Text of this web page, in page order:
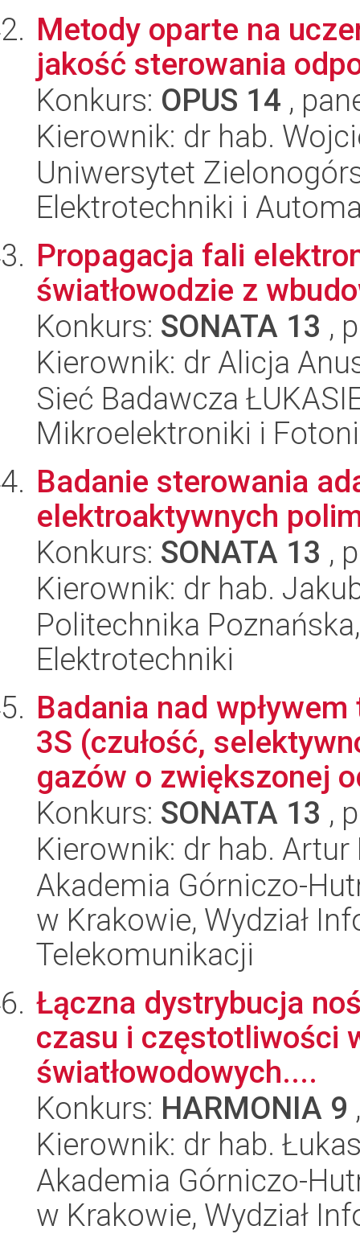
Metody oparte na
jakość sterowania
Konkurs: OPUS 14 ,
Kierownik: dr hab.
Uniwersytet
Elektrotechniki i
Propagacja fali
światłowodzie z
Konkurs: SONATA 13 ,
Kierownik: dr Alicja
Sieć Badawcza
Mikroelektroniki i
Badanie sterowania
elektroaktywnych
Konkurs: SONATA 13 ,
Kierownik: dr hab.
Politechnika
Elektrotechniki
Badania nad
3S (czułość,
gazów o zwiększonej
Konkurs: SONATA 13 ,
Kierownik: dr hab. Artur
Akademia Górniczo-
w Krakowie, Wydział
Telekomunikacji
Łączna dystrybucja
czasu i częstotliwości
światłowodowych....
Konkurs: HARMONIA 9
Kierownik: dr hab.
Akademia Górniczo-
w Krakowie, Wydział